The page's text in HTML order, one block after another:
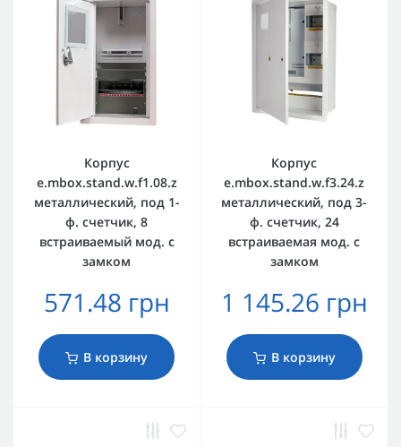
Корпус
e.mbox.stand.w.f1.08.z
металлический, под 1-
ф. счетчик, 8
встраиваемый мод. с
замком
571.48 грн
В корзину
Корпус
e.mbox.stand.w.f3.24.z
металлический, под 3-
ф. счетчик, 24
встраиваемая мод. с
замком
1 145.26 грн
В корзину